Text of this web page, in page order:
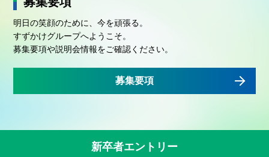
明日の笑顔のために、今を頑張る。
すずかけグループへようこそ。
募集要項や説明会情報をご確認ください。
募集要項
新卒者エントリー